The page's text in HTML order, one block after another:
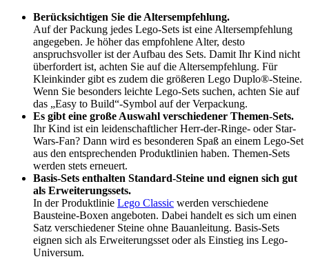
Berücksichtigen Sie die Altersempfehlung.
Auf der Packung jedes Lego-Sets ist eine Altersempfehlung
angegeben. Je höher das empfohlene Alter, desto
anspruchsvoller ist der Aufbau des Sets. Damit Ihr Kind nicht
überfordert ist, achten Sie auf die Altersempfehlung. Für
Kleinkinder gibt es zudem die größeren Lego Duplo®-Steine.
Wenn Sie besonders leichte Lego-Sets suchen, achten Sie auf
das „Easy to Build“-Symbol auf der Verpackung.
Es gibt eine große Auswahl verschiedener Themen-Sets.
Ihr Kind ist ein leidenschaftlicher Herr-der-Ringe- oder Star-
Wars-Fan? Dann wird es besonderen Spaß an einem Lego-Set
aus den entsprechenden Produktlinien haben. Themen-Sets
werden stets erneuert.
Basis-Sets enthalten Standard-Steine und eignen sich gut
als Erweiterungssets.
In der Produktlinie Lego Classic werden verschiedene
Bausteine-Boxen angeboten. Dabei handelt es sich um einen
Satz verschiedener Steine ohne Bauanleitung. Basis-Sets
eignen sich als Erweiterungsset oder als Einstieg ins Lego-
Universum.